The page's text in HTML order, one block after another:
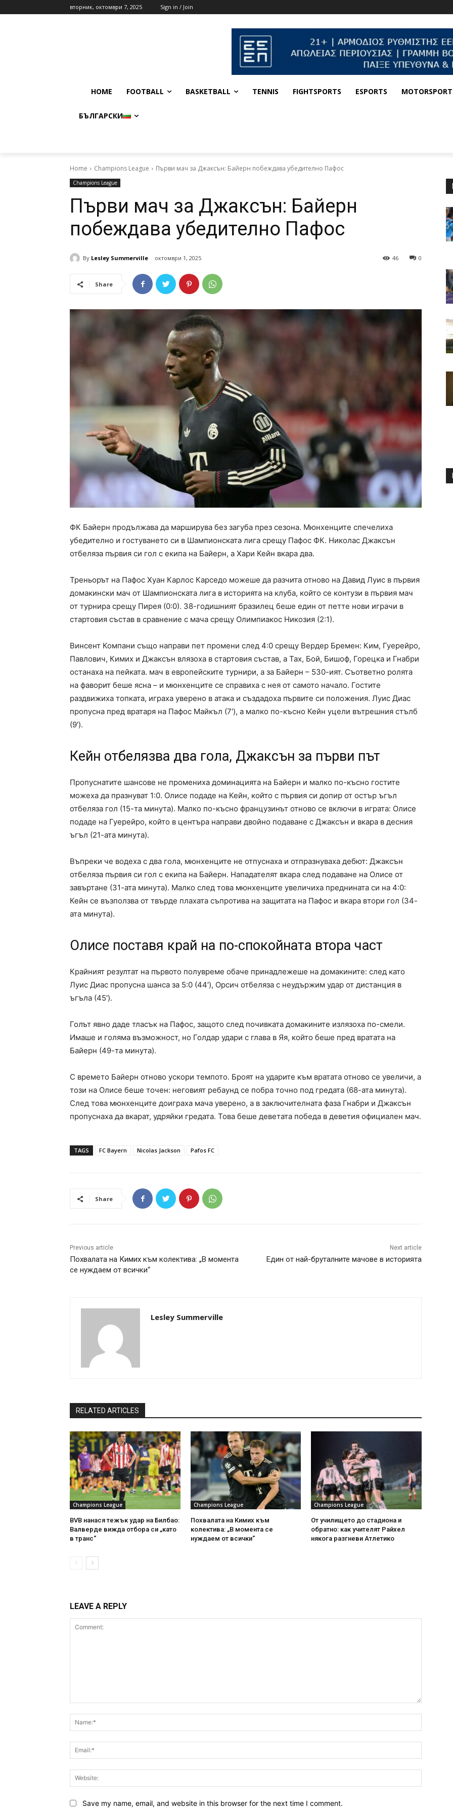
вторник, октомври 7, 2025 Sign in / Join
HOME FOOTBALL BASKETBALL TENNIS FIGHTSPORTS ESPORTS
БЪЛГАРСКИ
Home Champions League Първи мач за Джаксън: Байерн побеждава убедително Пафос
Champions League
Първи мач за Джаксън: Байерн
побеждава убедително Пафос
By Lesley Summerville октомври 1, 2025 0
46
Share
ФК Байерн продължава да марширува без загуба през сезона. Мюнхенците спечелиха
убедително и гостуването си в Шампионската лига срещу Пафос ФК. Николас Джаксън
отбеляза първия си гол с екипа на Байерн, а Хари Кейн вкара два.
Треньорът на Пафос Хуан Карлос Карседо можеше да разчита отново на Давид Луис в първия
домакински мач от Шампионската лига в историята на клуба, който се контузи в първия мач
от турнира срещу Пирея (0:0). 38-годишният бразилец беше един от петте нови играчи в
стартовия състав в сравнение с мача срещу Олимпиакос Никозия (2:1).
Винсент Компани също направи пет промени след 4:0 срещу Вердер Бремен: Ким, Гуерейро,
Павлович, Кимих и Джаксън влязоха в стартовия състав, а Тах, Бой, Бишоф, Горецка и Гнабри
останаха на пейката. мач в европейските турнири, а за Байерн – 530-ият. Съответно ролята
на фаворит беше ясна – и мюнхенците се справиха с нея от самото начало. Гостите
раздвижиха топката, играха уверено в атака и създадоха първите си положения. Луис Диас
пропусна пред вратаря на Пафос Майкъл (7′), а малко по-късно Кейн уцели вътрешния стълб
(9′).
Кейн отбелязва два гола, Джаксън за първи път
Пропуснатите шансове не промениха доминацията на Байерн и малко по-късно гостите
можеха да празнуват 1:0. Олисе подаде на Кейн, който с първия си допир от остър ъгъл
отбеляза гол (15-та минута). Малко по-късно французинът отново се включи в играта: Олисе
подаде на Гуерейро, който в центъра направи двойно подаване с Джаксън и вкара в десния
ъгъл (21-ата минута).
Въпреки че водеха с два гола, мюнхенците не отпуснаха и отпразнуваха дебют: Джаксън
отбеляза първия си гол с екипа на Байерн. Нападателят вкара след подаване на Олисе от
завъртане (31-ата минута). Малко след това мюнхенците увеличиха преднината си на 4:0:
Кейн се възползва от твърде плахата съпротива на защитата на Пафос и вкара втори гол (34-
ата минута).
Олисе поставя край на по-спокойната втора част
Крайният резултат на първото полувреме обаче принадлежеше на домакините: след като
Луис Диас пропусна шанса за 5:0 (44′), Орсич отбеляза с неудържим удар от дистанция в
ъгъла (45′).
Голът явно даде тласък на Пафос, защото след почивката домакините излязоха по-смели.
Имаше и голяма възможност, но Голдар удари с глава в Яя, който беше пред вратата на
Байерн (49-та минута).
С времето Байерн отново ускори темпото. Броят на ударите към вратата отново се увеличи, а
този на Олисе беше точен: неговият ребаунд се побра точно под гредата (68-ата минута).
След това мюнхенците доиграха мача уверено, а в заключителната фаза Гнабри и Джаксън
пропуснаха да вкарат, удряйки гредата. Това беше деветата победа в деветия официален мач.
TAGS FC Bayern Nicolas Jackson Pafos FC
Share
Previous article
Похвалата на Кимих към колектива: „В момента
се нуждаем от всички“
Next article
Един от най-бруталните мачове в историята
Lesley Summerville
RELATED ARTICLES
Champions League
BVB нанася тежък удар на Билбао:
Валверде вижда отбора си „като
в транс“
Champions League
Похвалата на Кимих към
колектива: „В момента се
нуждаем от всички“
Champions League
От училището до стадиона и
обратно: как учителят Райхел
някога разгневи Атлетико
LEAVE A REPLY
Save my name, email, and website in this browser for the next time I comment.